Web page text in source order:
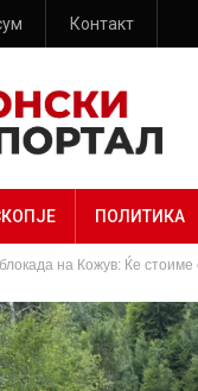
Контакт
ПОЛИТИКА
на Кожув: Ќе